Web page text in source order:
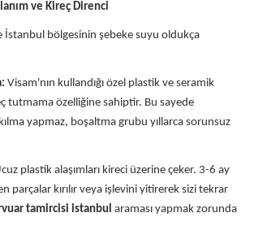
ve Kireç Direnci
İstanbul bölgesinin şebeke suyu oldukça
Visam'nın kullandığı özel plastik ve seramik
tutmama özelliğine sahiptir. Bu sayede
yapmaz, boşaltma grubu yıllarca sorunsuz
plastik alaşımları kireci üzerine çeker. 3-6 ay
parçalar kırılır veya işlevini yitirerek sizi tekrar
tamircisi istanbul araması yapmak zorunda